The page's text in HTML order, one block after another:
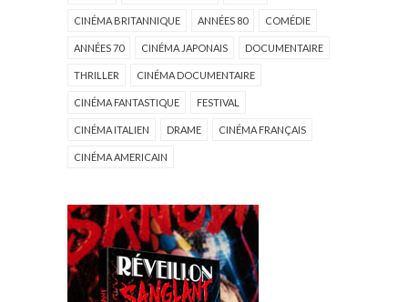
CINÉMA BRITANNIQUE ANNÉES 80 COMÉDIE
ANNÉES 70 CINÉMA JAPONAIS DOCUMENTAIRE
THRILLER CINÉMA DOCUMENTAIRE
CINÉMA FANTASTIQUE FESTIVAL
CINÉMA ITALIEN DRAME CINÉMA FRANÇAIS
CINÉMA AMERICAIN